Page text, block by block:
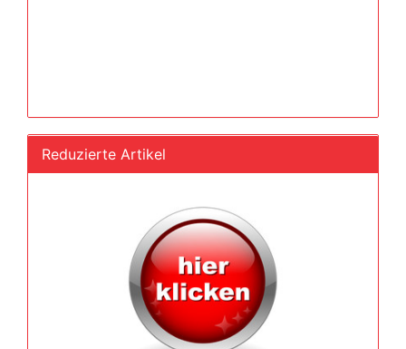
Reduzierte Artikel